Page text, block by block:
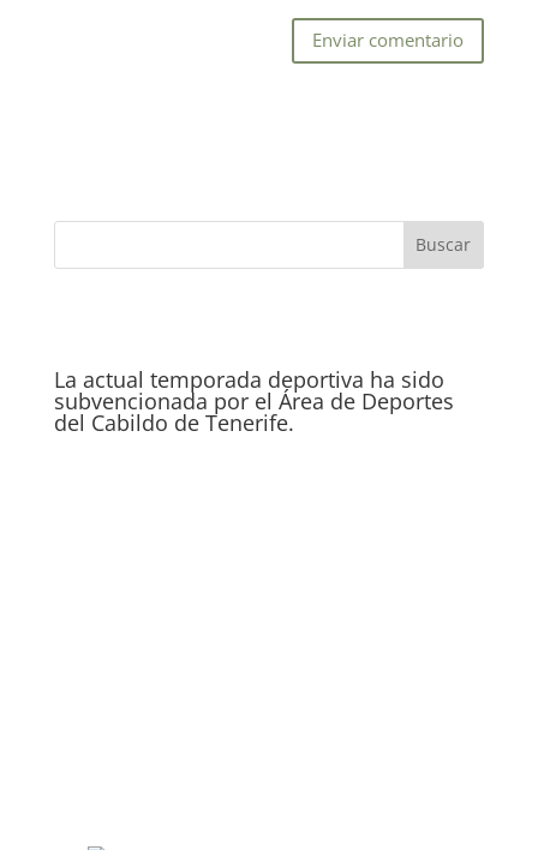
La actual temporada deportiva ha sido
subvencionada por el Área de Deportes
del Cabildo de Tenerife.